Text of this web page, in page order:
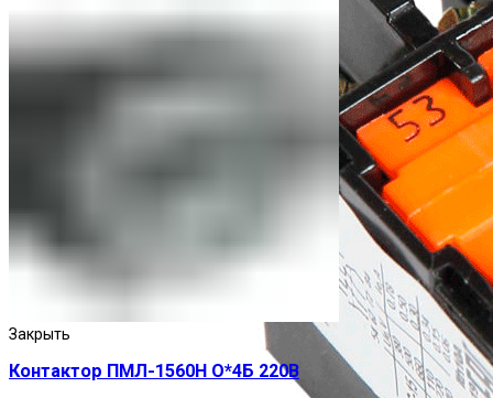
Закрыть
Контактор ПМЛ-1560Н О*4Б 220В